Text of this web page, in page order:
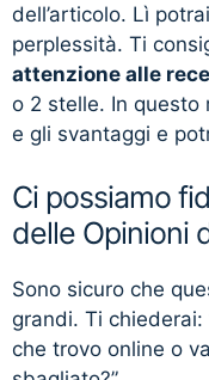
dell’articolo. Lì
perplessità. Ti
attenzione alle
o 2 stelle. In questo
e gli svantaggi e
Ci possiamo
delle Opinioni
Sono sicuro che
grandi. Ti chiederai:
che trovo online o